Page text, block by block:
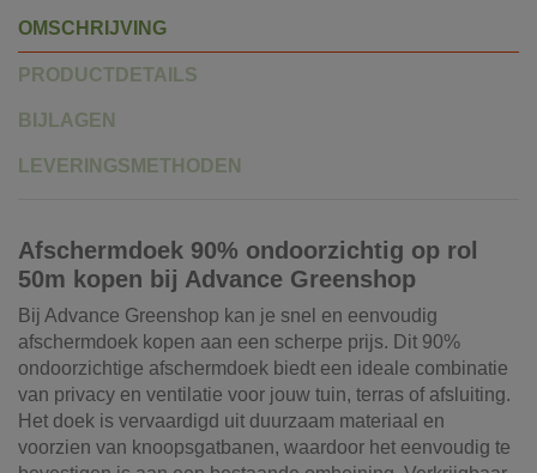
OMSCHRIJVING
PRODUCTDETAILS
BIJLAGEN
LEVERINGSMETHODEN
Afschermdoek 90% ondoorzichtig op rol
50m kopen bij Advance Greenshop
Bij Advance Greenshop kan je snel en eenvoudig
afschermdoek kopen aan een scherpe prijs. Dit 90%
ondoorzichtige afschermdoek biedt een ideale combinatie
van privacy en ventilatie voor jouw tuin, terras of afsluiting.
Het doek is vervaardigd uit duurzaam materiaal en
voorzien van knoopsgatbanen, waardoor het eenvoudig te